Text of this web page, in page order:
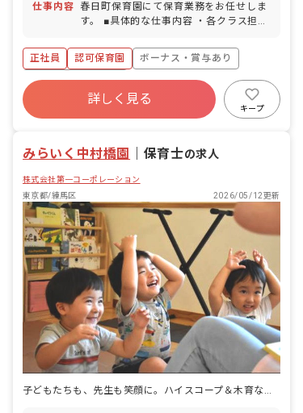
貸与あり）
仕事内容
春日町保育園にて保育業務をお任せしま
す。 ■具体的な仕事内容 ・各クラス担任
メンテーション等帳票類の作成 ・連絡帳
記入など ・保育計画の作成（年間、月
案、週案） ・行事や係り等の準備/保護
者支援や子育て支援に向けての準備 ＜就
業場所＞ 令和9年4月以降：練馬区立春
属
正社員 認可保育園
ボーナス・賞与あり
年間休日120日以上
寮・住宅・家賃補助あり
社会保険完備
残業少なめ
詳しく見る
キープ
みらいく中村橋園 保育士の求人
株式会社第一コーポレーション
東京都/練馬区
2026/05/12更新
子どもたちも、先生も笑顔に。ハイスコープ＆木育など楽しみながら成長をサポート